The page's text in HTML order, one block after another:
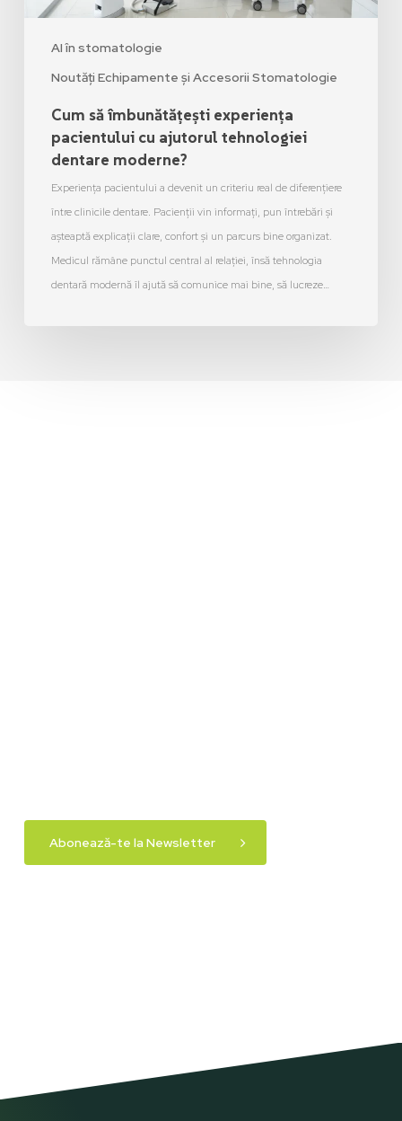
AI în stomatologie
Noutăți Echipamente și Accesorii Stomatologie
Cum să îmbunătățești experiența
pacientului cu ajutorul tehnologiei
dentare moderne?
Experiența pacientului a devenit un criteriu real de diferențiere
între clinicile dentare. Pacienții vin informați, pun întrebări și
așteaptă explicații clare, confort și un parcurs bine organizat.
Medicul rămâne punctul central al relației, însă tehnologia
dentară modernă îl ajută să comunice mai bine, să lucreze…
Abonează-te la Newsletter